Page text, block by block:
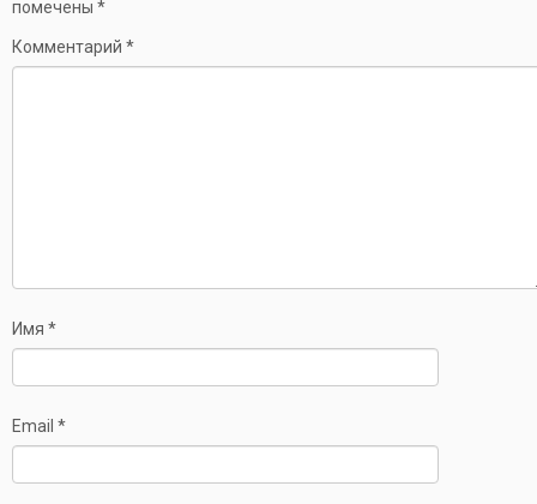
помечены *
Комментарий *
Имя *
Email *